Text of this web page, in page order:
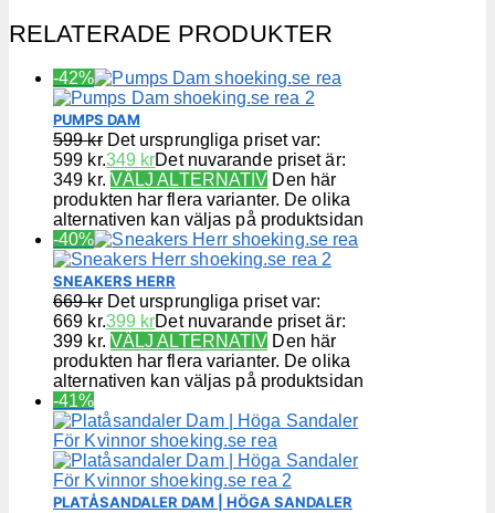
RELATERADE PRODUKTER
-42%
PUMPS DAM
599kr Det ursprungliga priset var:
599 kr.349 krDet nuvarande priset är:
349 kr. VÄLJ ALTERNATIV Den här
produkten har flera varianter. De olika
alternativen kan väljas på produktsidan
-40%
SNEAKERS HERR
669kr Det ursprungliga priset var:
669 kr.399 krDet nuvarande priset är:
399 kr. VÄLJ ALTERNATIV Den här
produkten har flera varianter. De olika
alternativen kan väljas på produktsidan
-41%
PLATÅSANDALER DAM | HÖGA SANDALER